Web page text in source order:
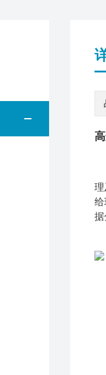
理
给
据